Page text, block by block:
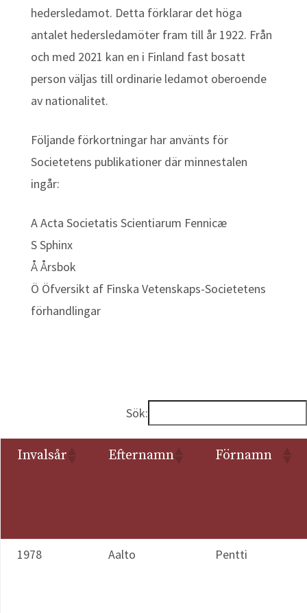
hedersledamot. Detta förklarar det höga
antalet hedersledamöter fram till år 1922. Från
och med 2021 kan en i Finland fast bosatt
person väljas till ordinarie ledamot oberoende
av nationalitet.
Följande förkortningar har använts för
Societetens publikationer där minnestalen
ingår:
A Acta Societatis Scientiarum Fennicæ
S Sphinx
Å Årsbok
Ö Öfversikt af Finska Vetenskaps-Societetens
förhandlingar
Sök:
Invalsår Efternamn Förnamn
1978 Aalto Pentti